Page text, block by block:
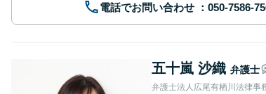
電話でお問い合わせ
五十嵐 沙織 弁護士
弁護士法人広尾有栖川法律事